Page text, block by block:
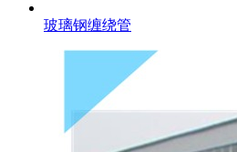
玻璃钢缠绕管